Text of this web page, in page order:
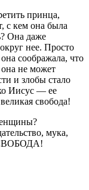
принца,
с кем она была
Она даже
нее. Просто
соображала, что
не может
и злобы стало
Иисус — ее
свобода!
мука,
СВОБОДА!